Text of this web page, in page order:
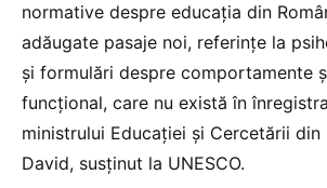
normative despre educația din
adăugate pasaje noi, referințe la
și formulări despre comportamente
funcțional, care nu există în
ministrului Educației și Cercetării din
David, susținut la UNESCO.